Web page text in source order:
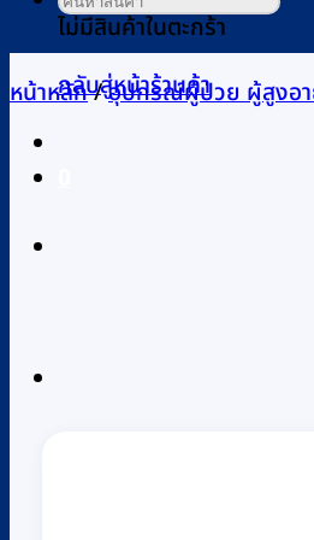
ไม่มีสินค้าในตะกร้า
กลับสู่หน้าร้านค้า
หน้าหลัก/อุปกรณ์ผู้ป่วย ผู้สูงอ